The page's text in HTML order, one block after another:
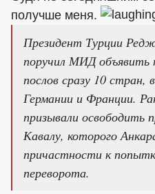
получше меня.
Президент Турции
поручил МИД объявить
послов сразу 10
Германии и Франции.
призывали освободить
Кавалу, которого
причастности к
переворота.